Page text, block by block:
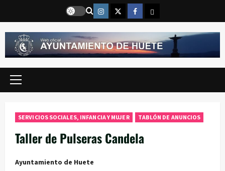
contenido
Instragram
TwitterFacebook
Email
Menú
SERVICIOS SOCIALES, INFANCIA Y MUJER TABLÓN DE ANUNCIOS
Taller de Pulseras Candela
Ayuntamiento de Huete